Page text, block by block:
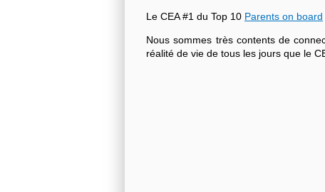
Le CEA #1 du Top 10 Parents on board
Nous sommes très contents de
réalité de vie de tous les jours que le